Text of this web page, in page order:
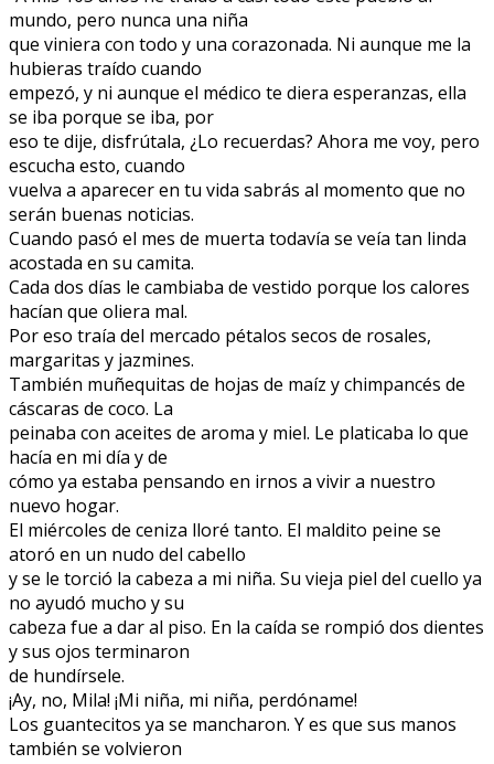
mundo, pero nunca una niña
que viniera con todo y una corazonada. Ni aunque me la
hubieras traído cuando
empezó, y ni aunque el médico te diera esperanzas, ella
se iba porque se iba, por
eso te dije, disfrútala, ¿Lo recuerdas? Ahora me voy, pero
escucha esto, cuando
vuelva a aparecer en tu vida sabrás al momento que no
serán buenas noticias.
Cuando pasó el mes de muerta todavía se veía tan linda
acostada en su camita.
Cada dos días le cambiaba de vestido porque los calores
hacían que oliera mal.
Por eso traía del mercado pétalos secos de rosales,
margaritas y jazmines.
También muñequitas de hojas de maíz y chimpancés de
cáscaras de coco. La
peinaba con aceites de aroma y miel. Le platicaba lo que
hacía en mi día y de
cómo ya estaba pensando en irnos a vivir a nuestro
nuevo hogar.
El miércoles de ceniza lloré tanto. El maldito peine se
atoró en un nudo del cabello
y se le torció la cabeza a mi niña. Su vieja piel del cuello ya
no ayudó mucho y su
cabeza fue a dar al piso. En la caída se rompió dos dientes
y sus ojos terminaron
de hundírsele.
¡Ay, no, Mila! ¡Mi niña, mi niña, perdóname!
Los guantecitos ya se mancharon. Y es que sus manos
también se volvieron